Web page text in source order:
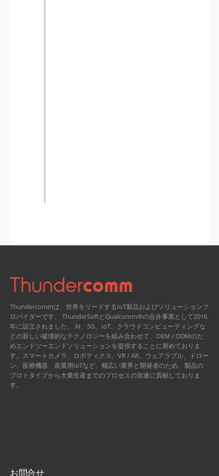
Thundercommは、世界をリードするIoT製品およびソリューションプ
ロバイダーです。 ThunderSoftとQualcomm®の合弁事業として2016
年に設立されました。 AI、5G、IoT、クラウドコンピューティングな
どの新しい破壊的なテクノロジーを組み合わせて、OEM / ODMのた
めエンドツーエンドソリューションを提供することに努めておりま
す。スマートカメラ、ロボティクス、VR / AR、ウェアラブル、ドロー
ン、医療機器、産業用IoTなど、幅広い業界と開発者のため、製品の
プロトタイプから大量生産までのプロセスの加速に貢献しておりま
す。
お問合せ